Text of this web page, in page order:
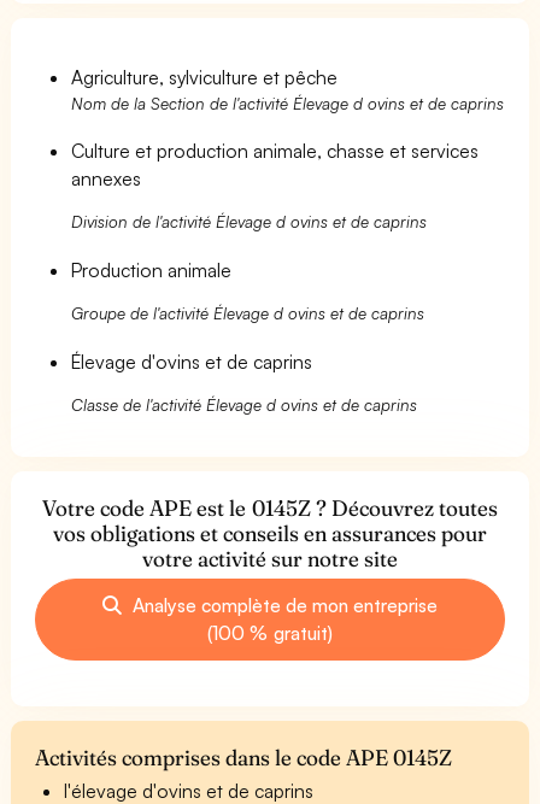
Agriculture, sylviculture et pêche
Nom de la Section de l'activité Élevage d ovins et de caprins
Culture et production animale, chasse et services
annexes
Division de l'activité Élevage d ovins et de caprins
Production animale
Groupe de l'activité Élevage d ovins et de caprins
Élevage d'ovins et de caprins
Classe de l'activité Élevage d ovins et de caprins
Votre code APE est le 0145Z ? Découvrez toutes
vos obligations et conseils en assurances pour
votre activité sur notre site
Analyse complète de mon entreprise
(100 % gratuit)
Activités comprises dans le code APE 0145Z
l'élevage d'ovins et de caprins